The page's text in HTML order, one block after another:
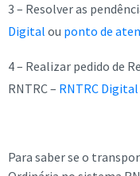
3 – Resolver as
Digital ou ponto de
4 – Realizar pedido de
RNTRC – RNTRC Digital
Para saber se o